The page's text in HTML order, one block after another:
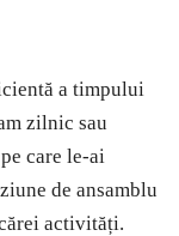
a timpului
zilnic sau
care le-ai
de ansamblu
activități.